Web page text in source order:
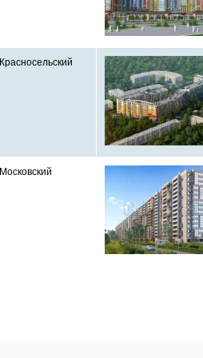
Красносельский
Московский